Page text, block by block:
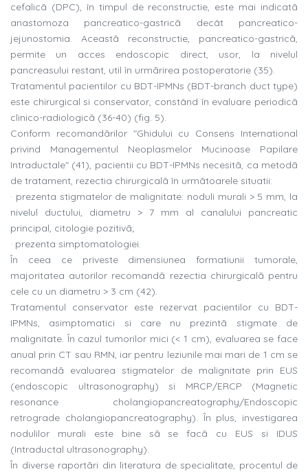
cefalicã (DPC), în timpul de reconstructie, este mai indicatã
anastomoza pancreatico-gastricã decât pancreatico-
jejunostomia. Aceastã reconstructie, pancreatico-gastricã,
permite un acces endoscopic direct, usor, la nivelul
pancreasului restant, util în urmãrirea postoperatorie (35).
Tratamentul pacientilor cu BDT-IPMNs (BDT-branch duct type)
este chirurgical si conservator, constând în evaluare periodicã
clinico-radiologicã (36-40) (fig. 5).
Conform recomandãrilor "Ghidului cu Consens International
privind Managementul Neoplasmelor Mucinoase Papilare
Intraductale" (41), pacientii cu BDT-IPMNs necesitã, ca metodã
de tratament, rezectia chirurgicalã în urmãtoarele situatii:
· prezenta stigmatelor de malignitate: noduli murali > 5 mm, la
nivelul ductului, diametru > 7 mm al canalului pancreatic
principal, citologie pozitivã;
· prezenta simptomatologiei.
În ceea ce priveste dimensiunea formatiunii tumorale,
majoritatea autorilor recomandã rezectia chirurgicalã pentru
cele cu un diametru > 3 cm (42).
Tratamentul conservator este rezervat pacientilor cu BDT-
IPMNs, asimptomatici si care nu prezintã stigmate de
malignitate. În cazul tumorilor mici (< 1 cm), evaluarea se face
anual prin CT sau RMN, iar pentru leziunile mai mari de 1 cm se
recomandã evaluarea stigmatelor de malignitate prin EUS
(endoscopic ultrasonography) si MRCP/ERCP (Magnetic
resonance cholangiopancreatography/Endoscopic
retrograde cholangiopancreatography). În plus, investigarea
nodulilor murali este bine sã se facã cu EUS si IDUS
(Intraductal ultrasonography).
În diverse raportãri din literatura de specialitate, procentul de